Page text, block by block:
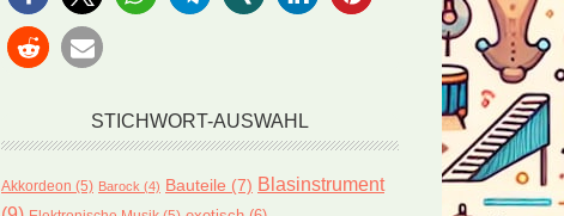
STICHWORT-AUSWAHL
Akkordeon (5) Barock (4) Bauteile (7) Blasinstrument